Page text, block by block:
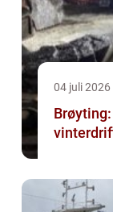
04 juli 2026